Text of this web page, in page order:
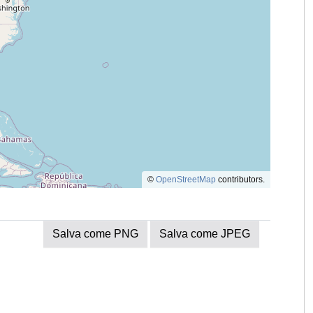
© OpenStreetMap contributors.
Salva come PNG Salva come JPEG